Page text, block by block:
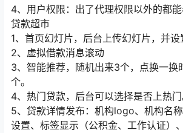
4、用户权限：出了代理权限以外的都能
贷款超市
1、首页幻灯片，后台上传幻灯片，并设
2、虚拟借款消息滚动
3、智能推荐，随机出来3个，点换一换
个。
4、热门贷款，后台可以选择是否上热门
5、贷款详情发布：机构logo、机构名
设置、标签显示（公积金、工作认证）